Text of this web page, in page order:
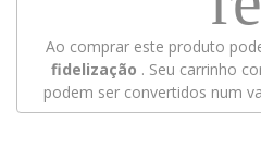
Ao comprar este produto
fidelização . Seu carrinho
podem ser convertidos num